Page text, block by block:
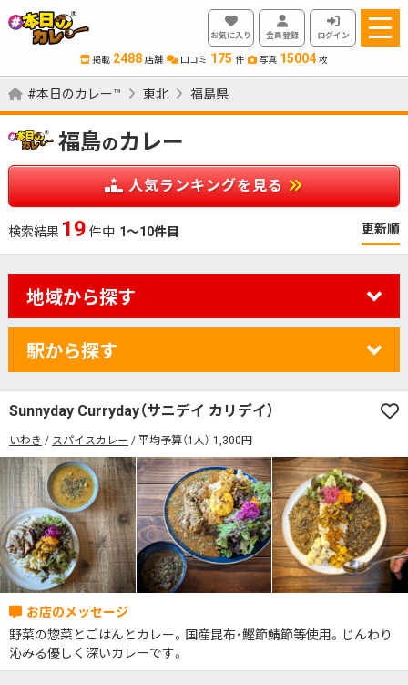
お気に入り 会員登録 ログイン
掲載 2488 店舗 口コミ 175 件 写真 15004 枚
#本日のカレー™ 東北 福島県
福島のカレー
人気ランキングを見る
検索結果 19 件中 1～10件目 更新順
地域から探す
カレーのジャンルを絞り込む
無料駐車場あり 1人でも入りやすいお店
モーニングあり ランチあり 夜10時以降も営業
年中無休 5名以上の団体歓迎 テイクアウトOK
デリバリー対応 禁煙席のみ 喫煙席あり
カウンター席あり テーブル席あり テラス席あり
テラス席ペット可 子連れ・赤ちゃんOK
カレー専門店 辛さが選べるお店
駅から探す
カレーのジャンルを絞り込む
席の予約可 駅から徒歩5分以内
無料駐車場あり 1人でも入りやすいお店
モーニングあり ランチあり 夜10時以降も営業
年中無休 5名以上の団体歓迎 テイクアウトOK
デリバリー対応
カウンター席あり テーブル席あり
Sunnyday Curryday（サニデイ カリデイ）
いわき スパイスカレー 平均予算（1人） 1,300円
野菜の惣菜とごはんとカレー。国産昆布･鰹節鯖節等使用。じんわり
沁みる優しく深いカレーです。